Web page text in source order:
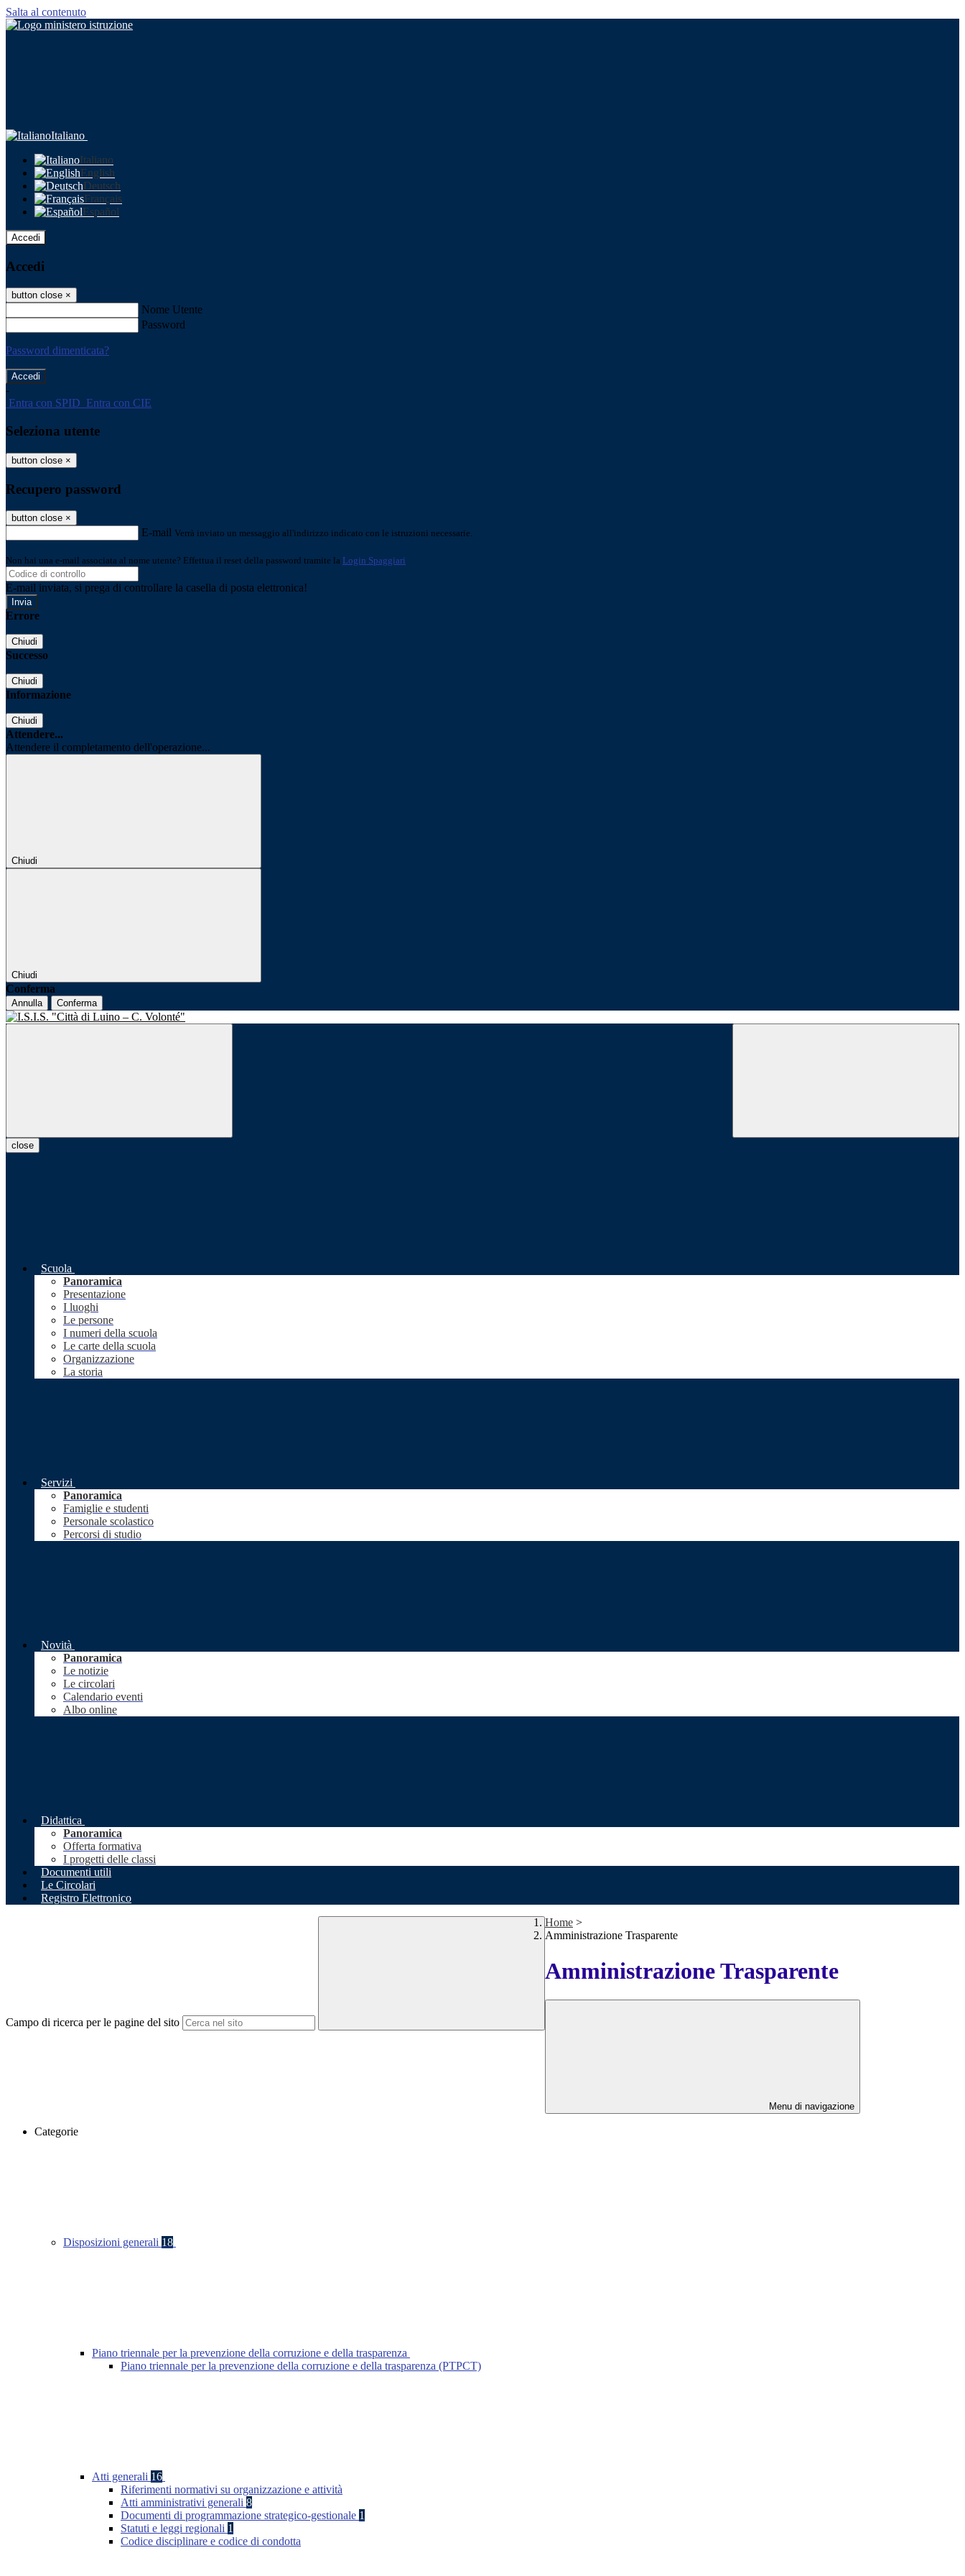
Salta al contenuto
Italiano
Italiano
English
Deutsch
Français
Español
Accedi
Accedi
button close ×
Nome Utente
Password
Password dimenticata?
-
Entra con SPID Entra con CIE
Seleziona utente
button close ×
Recupero password
button close ×
E-mail Verrà inviato un messaggio all'indirizzo indicato con le istruzioni necessarie.
Non hai una e-mail associata al nome utente? Effettua il reset della password tramite la Login Spaggiari
E-mail inviata, si prega di controllare la casella di posta elettronica!
Errore
Chiudi
Successo
Chiudi
Informazione
Chiudi
Attendere...
Attendere il completamento dell'operazione...
Chiudi
Chiudi
Conferma
Annulla Conferma
close
Scuola
Panoramica
Presentazione
I luoghi
Le persone
I numeri della scuola
Le carte della scuola
Organizzazione
La storia
Servizi
Panoramica
Famiglie e studenti
Personale scolastico
Percorsi di studio
Novità
Panoramica
Le notizie
Le circolari
Calendario eventi
Albo online
Didattica
Panoramica
Offerta formativa
I progetti delle classi
Documenti utili
Le Circolari
Registro Elettronico
Campo di ricerca per le pagine del sito
Home >
Amministrazione Trasparente
Amministrazione Trasparente
Menu di navigazione
Categorie
Disposizioni generali 18
Piano triennale per la prevenzione della corruzione e della trasparenza
Piano triennale per la prevenzione della corruzione e della trasparenza (PTPCT)
Atti generali 16
Riferimenti normativi su organizzazione e attività
Atti amministrativi generali 8
Documenti di programmazione strategico-gestionale 1
Statuti e leggi regionali 1
Codice disciplinare e codice di condotta